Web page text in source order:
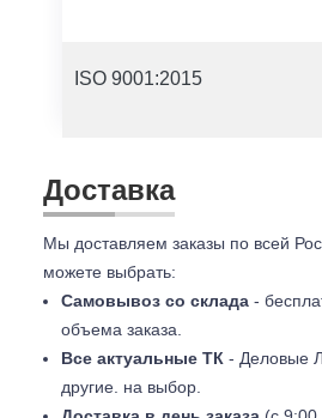
ISO 9001:2015
Доставка
Мы доставляем заказы по всей
можете выбрать:
Самовывоз со склада -
объема заказа.
Все актуальные ТК - Деловые
другие. на выбор.